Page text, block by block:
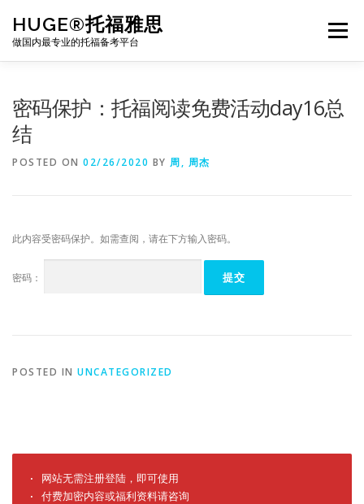
content
HUGE®托福雅思
做国内最专业的托福备考平台
Menu
密码保护：托福阅读免费活动day16总
结
POSTED ON 02/26/2020 BY 周, 周杰
此内容受密码保护。如需查阅，请在下方输入密码。
密码：
POSTED IN UNCATEGORIZED
· 网站无需注册登陆，即可使用
· 付费加密内容或福利资料请咨询